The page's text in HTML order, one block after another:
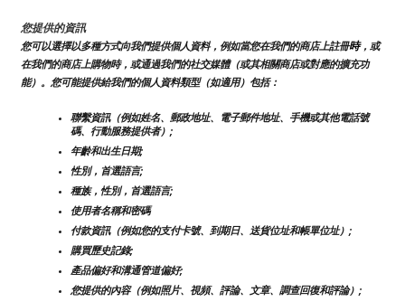
您提供的資訊
您可以選擇以多種方式向我們提供個人資料，例如當您在我們的商店上註冊時，或
在我們的商店上購物時，或通過我們的社交媒體（或其相關商店或對應的擴充功
能）。您可能提供給我們的個人資料類型（如適用）包括：
聯繫資訊（例如姓名、郵政地址、電子郵件地址、手機或其他電話號
碼、行動服務提供者）;
年齡和出生日期;
性別，首選語言;
種族，性別，首選語言;
使用者名稱和密碼
付款資訊（例如您的支付卡號、到期日、送貨位址和帳單位址）;
購買歷史記錄;
產品偏好和溝通管道偏好;
您提供的內容（例如照片、視頻、評論、文章、調查回復和評論）;